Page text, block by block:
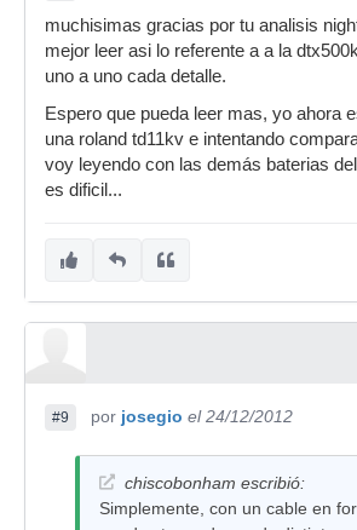
muchisimas gracias por tu analisis
mejor leer asi lo referente a a la
uno a uno cada detalle.
Espero que pueda leer mas, yo ahora
una roland td11kv e intentando
voy leyendo con las demás baterias
es dificil...
#9 por josegio el 24/12/2012
chiscobonham escribió:
Simplemente, con un cable en